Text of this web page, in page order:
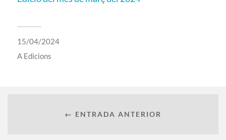
15/04/2024
A Edicions
← ENTRADA ANTERIOR